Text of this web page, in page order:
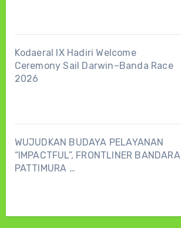
Kodaeral IX Hadiri Welcome
Ceremony Sail Darwin–Banda Race
2026
WUJUDKAN BUDAYA PELAYANAN
“IMPACTFUL”, FRONTLINER BANDARA
PATTIMURA …